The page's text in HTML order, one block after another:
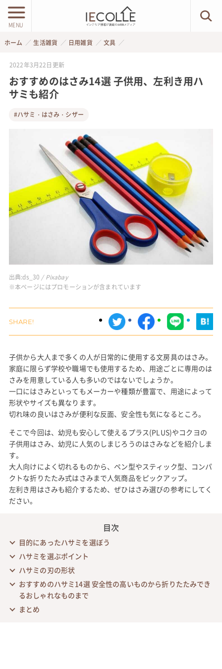
MENU
ホーム 生活雑貨 日用雑貨 文具
2022年3月22日 更新
おすすめのはさみ14選 子供用、左利き用ハ
サミも紹介
#ハサミ・はさみ・シザー
出典:ds_30 / Pixabay
※本ページにはプロモーションが含まれています
子供から大人まで多くの人が日常的に使用する文房具のはさみ。
家庭に限らず学校や職場でも使用するため、用途ごとに専用のは
さみを用意している人も多いのではないでしょうか。
一口にはさみといってもメーカーや種類が豊富で、用途によって
形状やサイズも異なります。
切れ味の良いはさみが便利な反面、安全性も気になるところ。
そこで今回は、幼児も安心して使えるプラス(PLUS)やコクヨの
子供用はさみ、幼児に人気のしまじろうのはさみなどを紹介しま
す。
大人向けによく切れるものから、ペン型やスティック型、コンパ
クトな折りたたみ式はさみまで人気商品をピックアップ。
左利き用はさみも紹介するため、ぜひはさみ選びの参考にしてく
ださい。
目次
目的にあったハサミを選ぼう
ハサミを選ぶポイント
ハサミの刃の形状
おすすめのハサミ14選 安全性の高いものから折りたたみでき
るおしゃれなものまで
まとめ